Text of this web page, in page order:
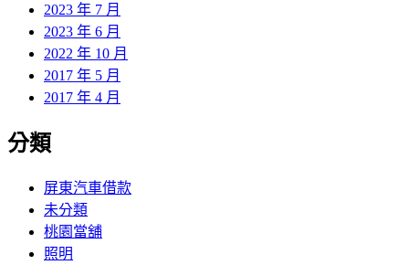
2023 年 7 月
2023 年 6 月
2022 年 10 月
2017 年 5 月
2017 年 4 月
分類
屏東汽車借款
未分類
桃園當舖
照明